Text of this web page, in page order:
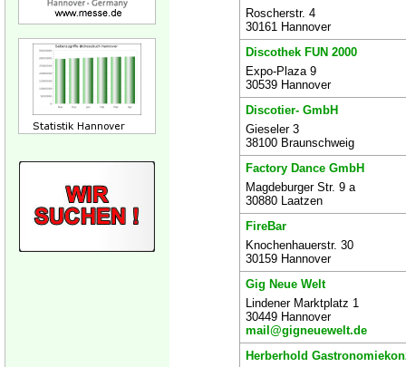
Roscherstr. 4
30161 Hannover
Discothek FUN 2000
Expo-Plaza 9
30539 Hannover
Discotier- GmbH
Gieseler 3
38100 Braunschweig
Factory Dance GmbH
Magdeburger Str. 9 a
30880 Laatzen
FireBar
Knochenhauerstr. 30
30159 Hannover
Gig Neue Welt
Lindener Marktplatz 1
30449 Hannover
mail@gigneuewelt.de
Herberhold